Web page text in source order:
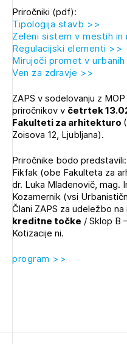
POZABLJENO GESLO
REGISTRIRAJTE SE
Priročniki (pdf):
Tipologija stavb >>
Zeleni sistem v mestih in
Regulacijski elementi >>
Mirujoči promet v
Ven za zdravje >>
ZAPS v sodelovanju z
priročnikov v četrtek
Fakulteti za arhitekturo
Zoisova 12, Ljubljana).
Priročnike bodo
Fikfak (obe Fakulteta za
dr. Luka Mladenovič, mag.
Kozamernik (vsi
Člani ZAPS za udeležbo
kreditne točke / Sklop B
Kotizacije ni.
program >>
Dnevne medijske
NAPREJ